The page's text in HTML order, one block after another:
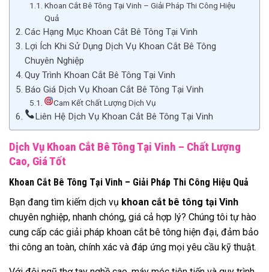
Khoan Cắt Bê Tông Tại Vinh – Giải Pháp Thi Công Hiệu
Quả
Các Hạng Mục Khoan Cắt Bê Tông Tại Vinh
Lợi Ích Khi Sử Dụng Dịch Vụ Khoan Cắt Bê Tông
Chuyên Nghiệp
Quy Trình Khoan Cắt Bê Tông Tại Vinh
Báo Giá Dịch Vụ Khoan Cắt Bê Tông Tại Vinh
Cam Kết Chất Lượng Dịch Vụ
Liên Hệ Dịch Vụ Khoan Cắt Bê Tông Tại Vinh
Dịch Vụ Khoan Cắt Bê Tông Tại Vinh – Chất Lượng
Cao, Giá Tốt
Khoan Cắt Bê Tông Tại Vinh – Giải Pháp Thi Công Hiệu Quả
Bạn đang tìm kiếm dịch vụ khoan cắt bê tông tại Vinh
chuyên nghiệp, nhanh chóng, giá cả hợp lý? Chúng tôi tự hào
cung cấp các giải pháp khoan cắt bê tông hiện đại, đảm bảo
thi công an toàn, chính xác và đáp ứng mọi yêu cầu kỹ thuật.